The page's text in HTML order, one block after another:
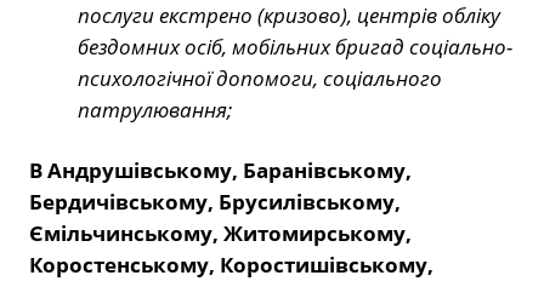
послуги екстрено (кризово), центрів обліку
бездомних осіб, мобільних бригад соціально-
психологічної допомоги, соціального
патрулювання;
В Андрушівському, Баранівському,
Бердичівському, Брусилівському,
Ємільчинському, Житомирському,
Коростенському, Коростишівському,